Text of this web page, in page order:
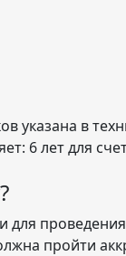
указана в
6 лет для
для
пройти